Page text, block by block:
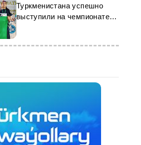
Туркменистана успешно
выступили на чемпионате
ЦА в Кыргызстане